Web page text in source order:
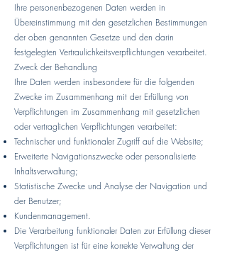
Ihre personenbezogenen Daten werden in
Übereinstimmung mit den gesetzlichen Bestimmungen
der oben genannten Gesetze und den darin
festgelegten Vertraulichkeitsverpflichtungen verarbeitet.
Zweck der Behandlung
Ihre Daten werden insbesondere für die folgenden
Zwecke im Zusammenhang mit der Erfüllung von
Verpflichtungen im Zusammenhang mit gesetzlichen
oder vertraglichen Verpflichtungen verarbeitet:
Technischer und funktionaler Zugriff auf die Website;
Erweiterte Navigationszwecke oder personalisierte
Inhaltsverwaltung;
Statistische Zwecke und Analyse der Navigation und
der Benutzer;
Kundenmanagement.
Die Verarbeitung funktionaler Daten zur Erfüllung dieser
Verpflichtungen ist für eine korrekte Verwaltung der